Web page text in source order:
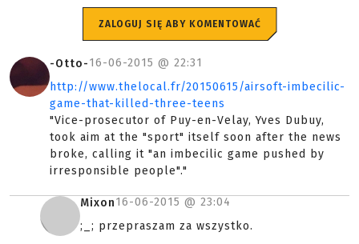
ZALOGUJ SIĘ ABY KOMENTOWAĆ
-Otto-16-06-2015 @ 22:31
http://www.thelocal.fr/20150615/airsoft-imbecilic-
game-that-killed-three-teens
"Vice-prosecutor of Puy-en-Velay, Yves Dubuy,
took aim at the "sport" itself soon after the news
broke, calling it "an imbecilic game pushed by
irresponsible people"."
Mixon16-06-2015 @ 23:04
;_; przepraszam za wszystko.